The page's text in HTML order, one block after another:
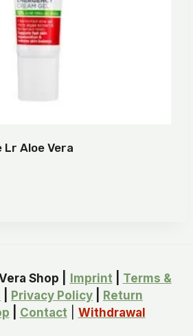
Lr Aloe Vera
Shop | Imprint
Terms &
Privacy Policy
Return
Contact Withdrawal